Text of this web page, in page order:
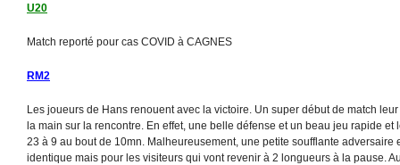
U20
Match reporté pour cas COVID à CAGNES
RM2
Les joueurs de Hans renouent avec la victoire. Un super début de match
la main sur la rencontre. En effet, une belle défense et un beau jeu rapide et
23 à 9 au bout de 10mn. Malheureusement, une petite soufflante adversaire
identique mais pour les visiteurs qui vont revenir à 2 longueurs à la pause.